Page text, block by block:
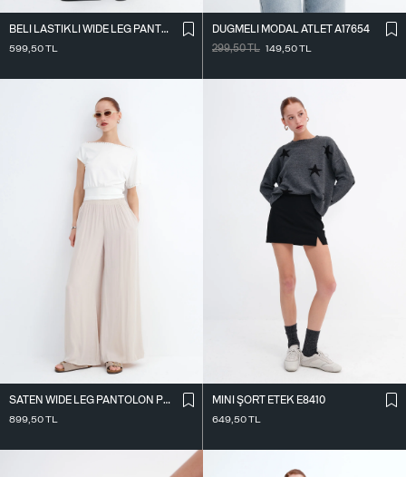
BELI LASTIKLI WIDE LEG PANTOLON PN2622
599,50TL
DÜĞMELI MODAL ATLET A17654
299,50TL 149,50TL
SATEN WIDE LEG PANTOLON PN17298
899,50TL
MINI ŞORT ETEK E8410
649,50TL